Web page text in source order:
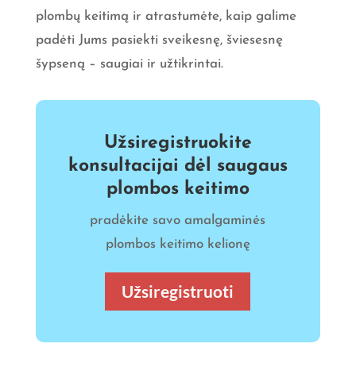
plombų keitimą ir atrastumėte, kaip galime
padėti Jums pasiekti sveikesnę, šviesesnę
šypseną – saugiai ir užtikrintai.
Užsiregistruokite
konsultacijai dėl saugaus
plombos keitimo
pradėkite savo amalgaminės
plombos keitimo kelionę
Užsiregistruoti